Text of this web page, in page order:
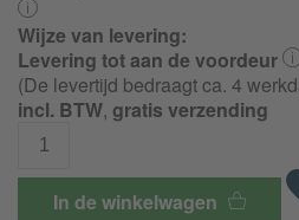
Wijze van levering:
Levering tot aan de voordeur
(De levertijd bedraagt ca. 4
incl. BTW, gratis verzending
In de winkelwagen